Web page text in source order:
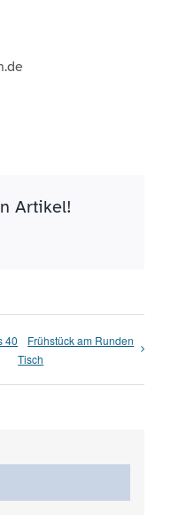
Artikel!
40
Frühstück am Runden
Tisch